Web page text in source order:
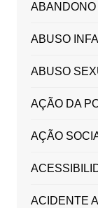
ABANDONO
ABUSO
ABUSO
AÇÃO DA
AÇÃO
ACIDENTE